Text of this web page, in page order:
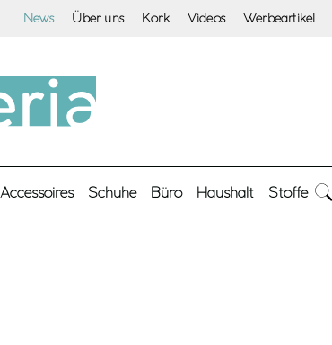
News Über uns Kork Videos Werbeartikel
Accessoires Schuhe Büro Haushalt Stoffe